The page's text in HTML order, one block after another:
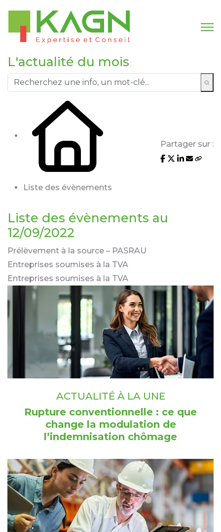
L'actualité du mois
Liste des évènements
Partager sur :
Liste des évènements au
12/09/2022
Prélèvement à la source – PASRAU
Entreprises soumises à la TVA
Entreprises soumises à la TVA
ACTUALITÉ À LA UNE
Rupture conventionnelle : ce que
change la modulation de
l’indemnisation chômage